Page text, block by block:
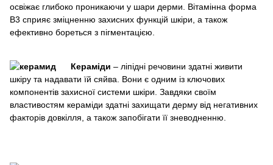
освіжає глибоко проникаючи у шари дерми. Вітамінна форма
В3 сприяє зміцненню захисних функцій шкіри, а також
ефективно бореться з пігментацією.
Кераміди – ліпідні речовини здатні живити
шкіру та надавати їй сяйва. Вони є одним із ключових
компонентів захисної системи шкіри. Завдяки своїм
властивостям кераміди здатні захищати дерму від негативних
факторів довкілля, а також запобігати її зневодненню.